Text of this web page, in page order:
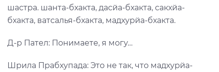
шастра. шанта-бхакта, дасйа-бхакта, сакхйа-
бхакта, ватсалья-бхакта, мадхурйа-бхакта.
Д-р Пател: Понимаете, я могу…
Шрила Прабхупада: Это не так, что мадхурйа-